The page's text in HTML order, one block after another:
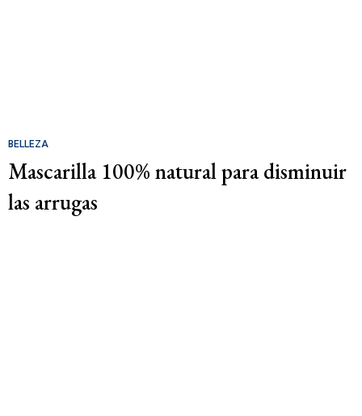
BELLEZA
Mascarilla 100% natural para disminuir
las arrugas